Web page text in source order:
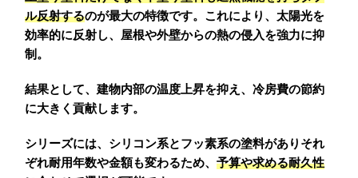
ル反射するのが最大の特徴です。これにより、太陽光を
効率的に反射し、屋根や外壁からの熱の侵入を強力に抑
制。
結果として、建物内部の温度上昇を抑え、冷房費の節約
に大きく貢献します。
シリーズには、シリコン系とフッ素系の塗料がありそれ
ぞれ耐用年数や金額も変わるため、予算や求める耐久性